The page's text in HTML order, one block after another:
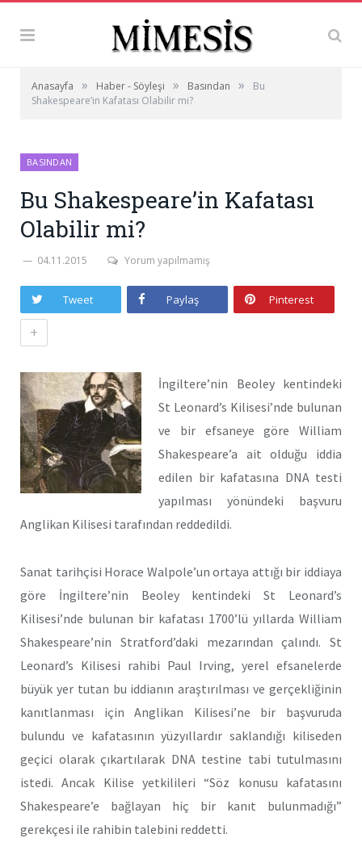
Anasayfa » Haber - Söyleşi » Basından »
Bu
Shakespeare’in Kafatası Olabilir mi?
BASINDAN
Bu Shakespeare’in Kafatası
Olabilir mi?
04.11.2015 Yorum yapılmamış
Tweet Paylaş Pinterest
+
İngiltere’nin Beoley kentindeki
St Leonard’s Kilisesi’nde bulunan
ve bir efsaneye göre William
Shakespeare’a ait olduğu iddia
edilen bir kafatasına DNA testi
yapılması yönündeki başvuru
Anglikan Kilisesi tarafından reddedildi.
Sanat tarihçisi Horace Walpole’un ortaya attığı bir iddiaya
göre İngiltere’nin Beoley kentindeki St Leonard’s
Kilisesi’nde bulunan bir kafatası 1700’lü yıllarda William
Shakespeare’nin Stratford’daki mezarından çalındı. St
Leonard’s Kilisesi rahibi Paul Irving, yerel efsanelerde
büyük yer tutan bu iddianın araştırılması ve gerçekliğinin
kanıtlanması için Anglikan Kilisesi’ne bir başvuruda
bulundu ve kafatasının yüzyıllardır saklandığı kiliseden
geçici olarak çıkartılarak DNA testine tabi tutulmasını
istedi. Ancak Kilise yetkilileri “Söz konusu kafatasını
Shakespeare’e bağlayan hiç bir kanıt bulunmadığı”
gerekçesi ile rahibin talebini reddetti.